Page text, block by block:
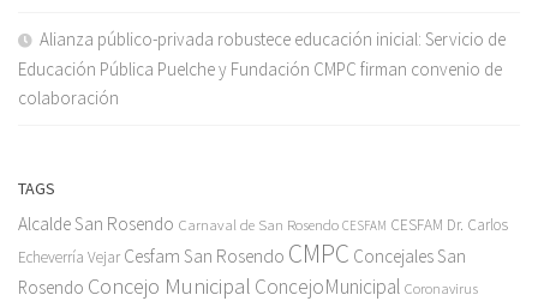
Alianza público-privada robustece educación inicial: Servicio de
Educación Pública Puelche y Fundación CMPC firman convenio de
colaboración
TAGS
Alcalde San Rosendo Carnaval de San Rosendo CESFAM CESFAM Dr. Carlos
Echeverría Vejar Cesfam San Rosendo CMPC Concejales San
Rosendo Concejo Municipal ConcejoMunicipal Coronavirus